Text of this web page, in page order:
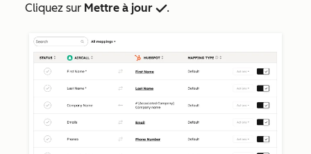
Cliquez sur Mettre à jour success.